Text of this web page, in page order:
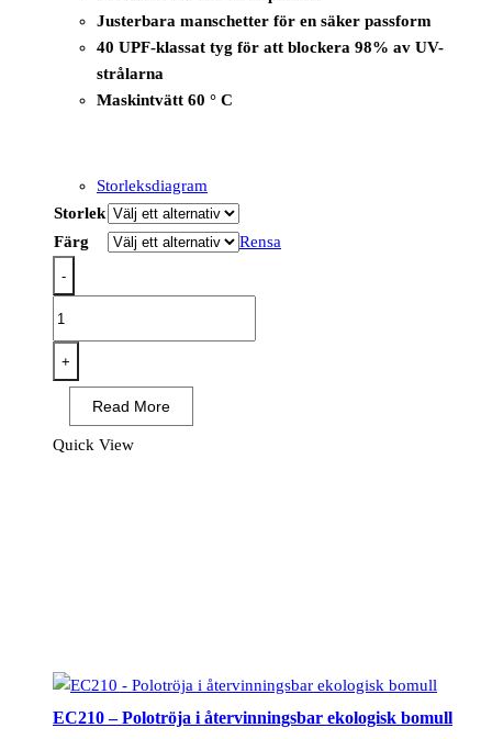
Justerbara manschetter för en säker passform
40 UPF-klassat tyg för att blockera 98% av UV-
strålarna
Maskintvätt 60 ° C
Storleksdiagram
Storlek
Färg
Rensa
-
WX3
Industriell
tvättjacka
mängd
+
Read More
Quick View
EC210 – Polotröja i återvinningsbar ekologisk bomull